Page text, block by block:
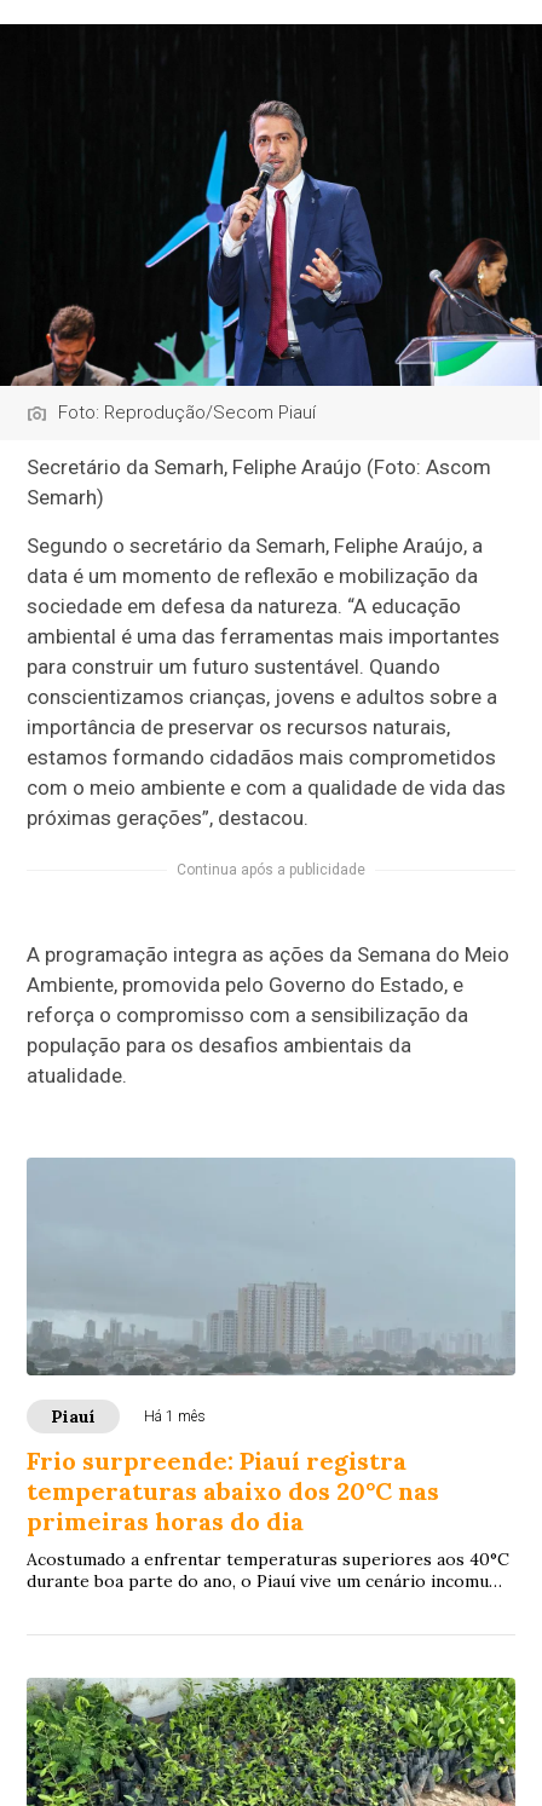
Foto: Reprodução/Secom Piauí
Secretário da Semarh, Feliphe Araújo (Foto: Ascom
Semarh)
Segundo o secretário da Semarh, Feliphe Araújo, a
data é um momento de reflexão e mobilização da
sociedade em defesa da natureza. “A educação
ambiental é uma das ferramentas mais importantes
para construir um futuro sustentável. Quando
conscientizamos crianças, jovens e adultos sobre a
importância de preservar os recursos naturais,
estamos formando cidadãos mais comprometidos
com o meio ambiente e com a qualidade de vida das
próximas gerações”, destacou.
Continua após a publicidade
A programação integra as ações da Semana do Meio
Ambiente, promovida pelo Governo do Estado, e
reforça o compromisso com a sensibilização da
população para os desafios ambientais da
atualidade.
Piauí Há 1 mês
Frio surpreende: Piauí registra
temperaturas abaixo dos 20°C nas
primeiras horas do dia
Acostumado a enfrentar temperaturas superiores aos 40°C
durante boa parte do ano, o Piauí vive um cenário incomum